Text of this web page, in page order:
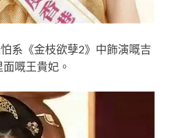
系《金枝欲孽2》中飾演嘅吉
嘅王貴妃。